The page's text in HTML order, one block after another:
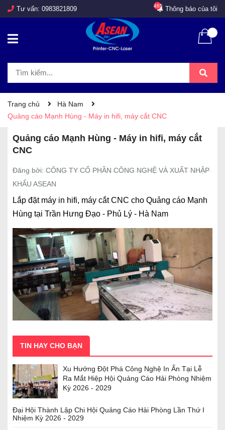
Tư vấn: 0983821809 Thông báo của tôi
465
Trang chủ
Hà Nam
Quảng cáo Mạnh Hùng - Máy in hifi, máy cắt CNC
Quảng cáo Mạnh Hùng - Máy in hifi, máy cắt
CNC
Đăng bởi: CÔNG TY CỔ PHẦN CÔNG NGHỆ VÀ XUẤT NHẬP
KHẨU ASEAN
Lắp đặt máy in hifi, máy cắt CNC cho Quảng cáo Mạnh
Hùng tại Trần Hưng Đạo - Phủ Lý - Hà Nam
TIN HAY CHO BẠN
Xu Hướng Đột Phá Công Nghệ In Ấn Tại Lễ
Ra Mắt Hiệp Hội Quảng Cáo Hải Phòng Nhiệm
Kỳ 2026 - 2029
Đại Hội Thành Lập Chi Hội Quảng Cáo Hải Phòng Lần Thứ I
Nhiệm Kỳ 2026 - 2029